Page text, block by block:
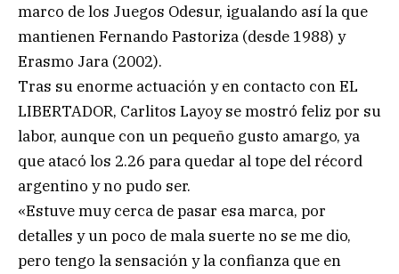
marco de los Juegos Odesur, igualando así la que
mantienen Fernando Pastoriza (desde 1988) y
Erasmo Jara (2002).
Tras su enorme actuación y en contacto con EL
LIBERTADOR, Carlitos Layoy se mostró feliz por su
labor, aunque con un pequeño gusto amargo, ya
que atacó los 2.26 para quedar al tope del récord
argentino y no pudo ser.
«Estuve muy cerca de pasar esa marca, por
detalles y un poco de mala suerte no se me dio,
pero tengo la sensación y la confianza que en